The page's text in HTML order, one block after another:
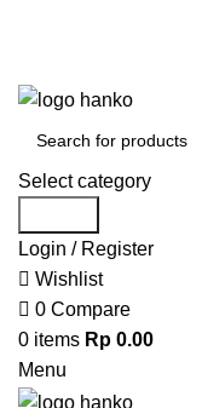
Select category
Login / Register
Wishlist
0 Compare
0 items Rp 0.00
Menu